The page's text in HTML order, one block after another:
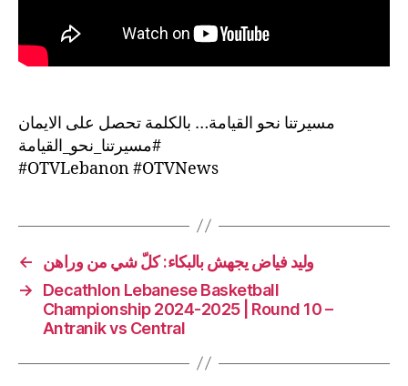
مسيرتنا نحو القيامة… بالكلمة تحصل على الايمان
#مسيرتنا_نحو_القيامة
#OTVLebanon #OTVNews
←
وليد فياض يجهش بالبكاء: كلّ شي من وراهن
→
Decathlon Lebanese Basketball
Championship 2024-2025 | Round 10 –
Antranik vs Central